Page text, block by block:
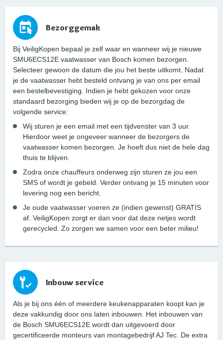
Bezorggemak
Bij VeiligKopen bepaal je zelf waar en wanneer wij je nieuwe
SMU6ECS12E vaatwasser van Bosch komen bezorgen.
Selecteer gewoon de datum die jou het beste uitkomt. Nadat
je de vaatwasser hebt besteld ontvang je van ons per email
een bestelbevestiging. Indien je hebt gekozen voor onze
standaard bezorging bieden wij je op de bezorgdag de
volgende service:
Wij sturen je een email met een tijdvenster van 3 uur.
Hierdoor weet je ongeveer wanneer de bezorgers de
vaatwasser komen bezorgen. Je hoeft dus niet de hele dag
thuis te blijven.
Zodra onze chauffeurs onderweg zijn sturen ze jou een
SMS of wordt je gebeld. Verder ontvang je 15 minuten voor
levering nog een bericht.
Je oude vaatwasser voeren ze (indien gewenst) GRATIS
af. VeiligKopen zorgt er dan voor dat deze netjes wordt
gerecycled. Zo zorgen we samen voor een beter milieu!
Inbouw service
Als je bij ons één of meerdere keukenapparaten koopt kan je
deze vakkundig door ons laten inbouwen. Het inbouwen van
de Bosch SMU6ECS12E wordt dan uitgevoerd door
gecertificeerde monteurs van montagebedrijf AJ Tec. De extra